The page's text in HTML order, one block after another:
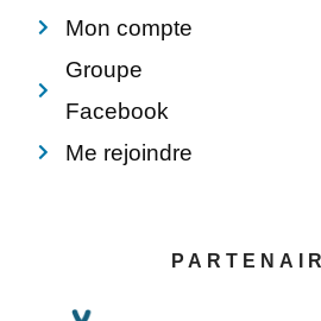
Mon compte
Groupe
Facebook
Me rejoindre